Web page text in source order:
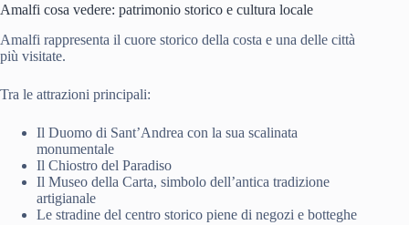
Amalfi cosa vedere: patrimonio storico e cultura locale
Amalfi rappresenta il cuore storico della costa e una delle città
più visitate.
Tra le attrazioni principali:
Il Duomo di Sant’Andrea con la sua scalinata
monumentale
Il Chiostro del Paradiso
Il Museo della Carta, simbolo dell’antica tradizione
artigianale
Le stradine del centro storico piene di negozi e botteghe